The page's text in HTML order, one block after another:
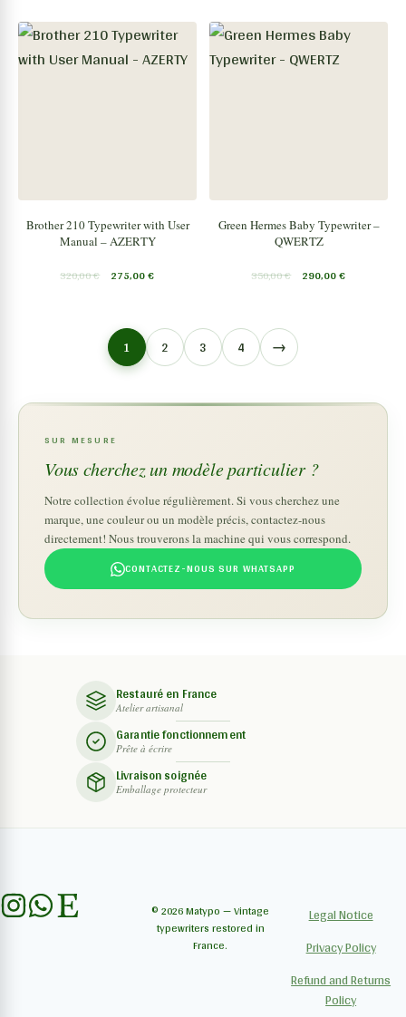
Brother 210 Typewriter with User
Manual – AZERTY
320,00€ 275,00€
Green Hermes Baby Typewriter –
QWERTZ
350,00€ 290,00€
1 2 3 4 →
SUR MESURE
Vous cherchez un modèle particulier ?
Notre collection évolue régulièrement. Si vous cherchez une
marque, une couleur ou un modèle précis, contactez-nous
directement! Nous trouverons la machine qui vous correspond.
CONTACTEZ-NOUS SUR WHATSAPP
Restauré en France
Atelier artisanal
Garantie fonctionnement
Prête à écrire
Livraison soignée
Emballage protecteur
© 2026 Matypo — Vintage
typewriters restored in
France.
Legal Notice
Privacy Policy
Refund and Returns
Policy